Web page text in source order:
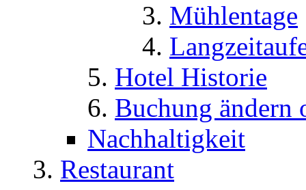
Mühlentage
Hotel Historie
Buchung ändern
Nachhaltigkeit
Restaurant